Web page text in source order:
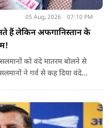
05 Aug, 2026 07:10 PM
हैं लेकिन अफगानिस्तान के
को वंदे मातरम बोलने से
ने गर्व से कह दिया वंदे